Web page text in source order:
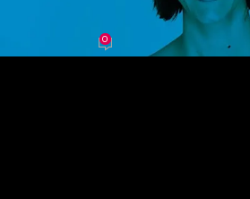
เย้ายวนชวนให้ค้นหา
0